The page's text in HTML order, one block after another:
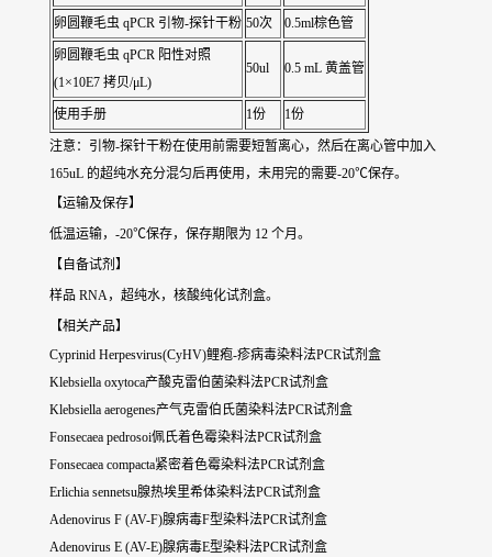
卵圆鞭毛虫 qPCR 引物-探针干粉 50次 0.5ml棕色管
卵圆鞭毛虫 qPCR 阳性对照
(1×10E7 拷贝/μL)
50ul 0.5 mL 黄盖管
使用手册 1份 1份
注意：引物-探针干粉在使用前需要短暂离心，然后在离心管中加入
165uL 的超纯水充分混匀后再使用，未用完的需要-20℃保存。
【运输及保存】
低温运输，-20℃保存，保存期限为 12 个月。
【自备试剂】
样品 RNA，超纯水，核酸纯化试剂盒。
【相关产品】
Cyprinid Herpesvirus(CyHV)鲤疱-疹病毒染料法PCR试剂盒
Klebsiella oxytoca产酸克雷伯菌染料法PCR试剂盒
Klebsiella aerogenes产气克雷伯氏菌染料法PCR试剂盒
Fonsecaea pedrosoi佩氏着色霉染料法PCR试剂盒
Fonsecaea compacta紧密着色霉染料法PCR试剂盒
Erlichia sennetsu腺热埃里希体染料法PCR试剂盒
Adenovirus F (AV-F)腺病毒F型染料法PCR试剂盒
Adenovirus E (AV-E)腺病毒E型染料法PCR试剂盒